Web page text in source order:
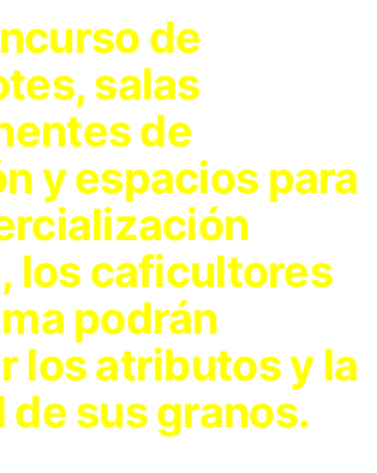
de
salas
de
y espacios para
los caficultores
podrán
los atributos y la
de sus granos.